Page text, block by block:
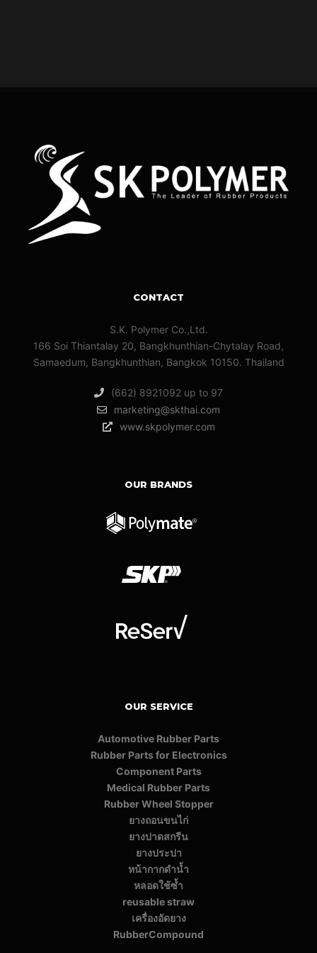
CONTACT
S.K. Polymer Co.,Ltd.
166 Soi Thiantalay 20, Bangkhunthian-Chytalay Road,
Samaedum, Bangkhunthian, Bangkok 10150. Thailand
(662) 8921092 up to 97
marketing@skthai.com
www.skpolymer.com
OUR BRANDS
OUR SERVICE
Automotive Rubber Parts
Rubber Parts for Electronics
Component Parts
Medical Rubber Parts
Rubber Wheel Stopper
ยางถอนขนไก่
ยางปาดสกรีน
ยางประปา
หน้ากากดำน้ำ
หลอดใช้ซ้ำ
reusable straw
เครื่องอัดยาง
RubberCompound